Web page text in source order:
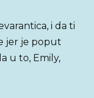
i da ti
jer je poput
u to, Emily,